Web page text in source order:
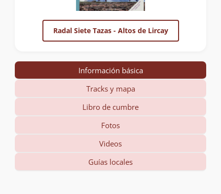
Radal Siete Tazas - Altos de Lircay
Información básica
Tracks y mapa
Libro de cumbre
Fotos
Videos
Guías locales